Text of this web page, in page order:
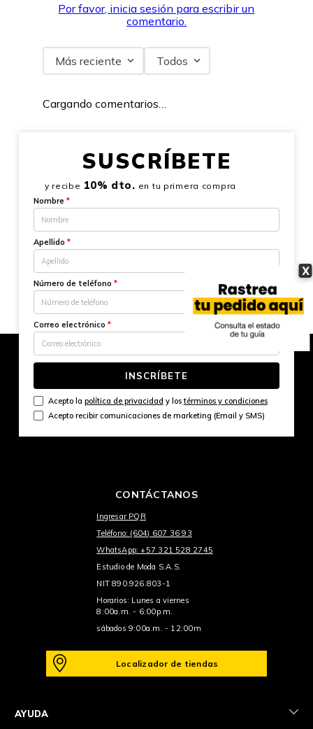
X
Por favor, inicia sesión para escribir un
comentario.
Más reciente Todos
Cargando comentarios…
SUSCRÍBETE
y recibe 10% dto. en tu primera compra
Nombre *
Apellido *
Número de teléfono *
Correo electrónico *
INSCRÍBETE
Acepto la política de privacidad y lostérminos y condiciones
Acepto recibir comunicaciones de marketing (Email y SMS)
CONTÁCTANOS
Ingresar PQR
Teléfono: (604) 607 36 93
WhatsApp: +57 321 528 2745
Estudio de Moda S.A.S.
NIT 890.926.803-1
Horarios: Lunes a viernes
8:00a.m. - 6:00p.m.
sábados 9:00a.m. - 12:00m
Localizador de tiendas
AYUDA +